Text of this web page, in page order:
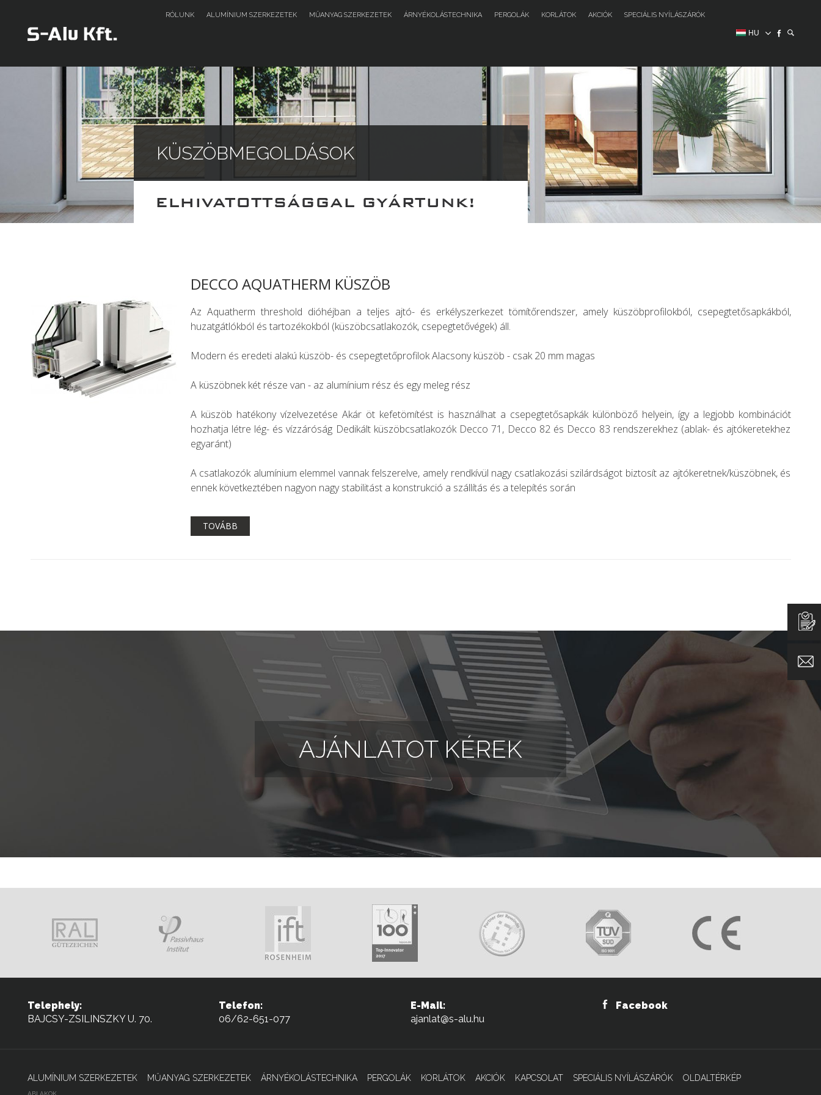
RÓLUNK ALUMÍNIUM SZERKEZETEK MŰANYAG SZERKEZETEK ÁRNYÉKOLÁSTECHNIKA PERGOLÁK KORLÁTOK AKCIÓK SPECIÁLIS NYÍLÁSZÁRÓK
HU
KÜSZÖBMEGOLDÁSOK
ELHIVATOTTSÁGGAL GYÁRTUNK!
DECCO AQUATHERM KÜSZÖB
Az Aquatherm threshold dióhéjban a teljes ajtó- és erkélyszerkezet tömítőrendszer, amely küszöbprofilokból, csepegtetősapkákból,
huzatgátlókból és tartozékokból (küszöbcsatlakozók, csepegtetővégek) áll.
Modern és eredeti alakú küszöb- és csepegtetőprofilok Alacsony küszöb - csak 20 mm magas
A küszöbnek két része van - az alumínium rész és egy meleg rész
A küszöb hatékony vízelvezetése Akár öt kefetömítést is használhat a csepegtetősapkák különböző helyein, így a legjobb kombinációt
hozhatja létre lég- és vízzáróság Dedikált küszöbcsatlakozók Decco 71, Decco 82 és Decco 83 rendszerekhez (ablak- és ajtókeretekhez
egyaránt)
A csatlakozók alumínium elemmel vannak felszerelve, amely rendkívül nagy csatlakozási szilárdságot biztosít az ajtókeretnek/küszöbnek, és
ennek következtében nagyon nagy stabilitást a konstrukció a szállítás és a telepítés során
TOVÁBB
AJÁNLATOT KÉREK
Telephely:
BAJCSY-ZSILINSZKY U. 70.
Telefon:
06/62-651-077
E-Mail:
ajanlat@s-alu.hu
Facebook
ALUMÍNIUM SZERKEZETEK
ABLAKOK
MŰANYAG SZERKEZETEK ÁRNYÉKOLÁSTECHNIKA PERGOLÁK KORLÁTOK AKCIÓK KAPCSOLAT SPECIÁLIS NYÍLÁSZÁRÓK OLDALTÉRKÉP